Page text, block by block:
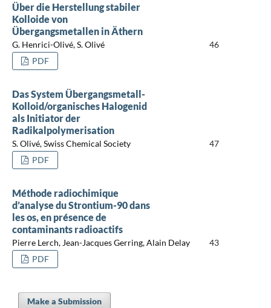
Über die Herstellung stabiler
Kolloide von
Übergangsmetallen in Äthern
G. Henrici-Olivé, S. Olivé
46
PDF
Das System Übergangsmetall-
Kolloid/organisches Halogenid
als Initiator der
Radikalpolymerisation
S. Olivé, Swiss Chemical Society
47
PDF
Méthode radiochimique
d’analyse du Strontium-90 dans
les os, en présence de
contaminants radioactifs
Pierre Lerch, Jean-Jacques Gerring, Alain Delay
43
PDF
Make a Submission